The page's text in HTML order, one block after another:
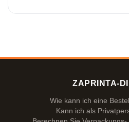
ZAPRINTA-
Wie kann ich eine
Kann ich als